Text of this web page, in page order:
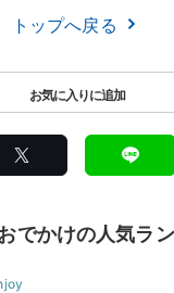
トップへ戻る
でかけの人気ラ